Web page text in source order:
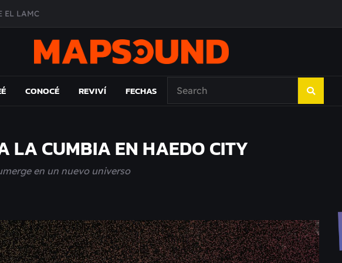
EL LAMC
DE ÉPOCA EN FORMA DE DISCO
CONOCÉ REVIVÍ FECHAS
LA CUMBIA EN HAEDO CITY
en un nuevo universo